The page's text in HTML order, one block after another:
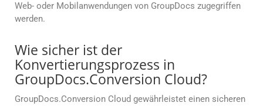
Web- oder Mobilanwendungen von GroupDocs zugegriffen
werden.
Wie sicher ist der
Konvertierungsprozess in
GroupDocs.Conversion Cloud?
GroupDocs.Conversion Cloud gewährleistet einen sicheren